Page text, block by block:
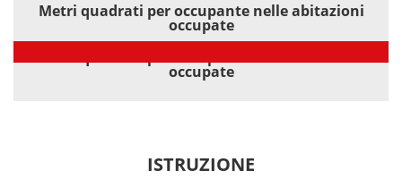
Metri quadrati per occupante nelle abitazioni
occupate
occupate
ISTRUZIONE